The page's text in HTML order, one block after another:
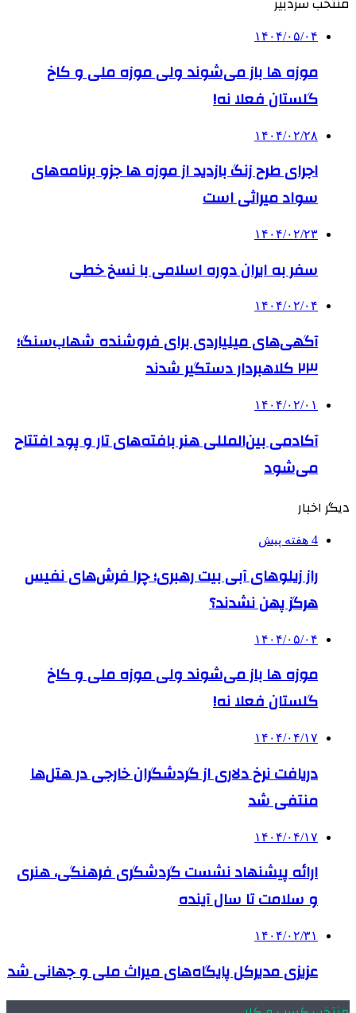
۱۴۰۴/۰۵/۰۴
موزه ها باز می‌شوند ولی موزه ملی و کاخ
گلستان فعلا نه!
۱۴۰۴/۰۲/۲۸
اجرای طرح زنگ بازدید از موزه ها جزو برنامه‌های
سواد میراثی است
۱۴۰۴/۰۲/۲۳
سفر به ایران دوره اسلامی با نسخ خطی
۱۴۰۴/۰۲/۰۴
آگهی‌های میلیاردی برای فروشنده شهاب‌سنگ؛
۲۳ کلاهبردار دستگیر شدند
۱۴۰۴/۰۲/۰۱
آکادمی بین‌المللی هنر بافته‌های تار و پود افتتاح
می‌شود
دیگر اخبار
4 هفته پیش
راز زیلوهای آبی بیت رهبری؛ چرا فرش‌های نفیس
هرگز پهن نشدند؟
۱۴۰۴/۰۵/۰۴
موزه ها باز می‌شوند ولی موزه ملی و کاخ
گلستان فعلا نه!
۱۴۰۴/۰۴/۱۷
دریافت نرخ دلاری از گردشگران خارجی در هتل‌ها
منتفی شد
۱۴۰۴/۰۴/۱۷
ارائه پیشنهاد نشست گردشگری فرهنگی، هنری
و سلامت تا سال آینده
۱۴۰۴/۰۲/۳۱
عزیزی مدیرکل پایگاه‌های میراث ملی و جهانی شد